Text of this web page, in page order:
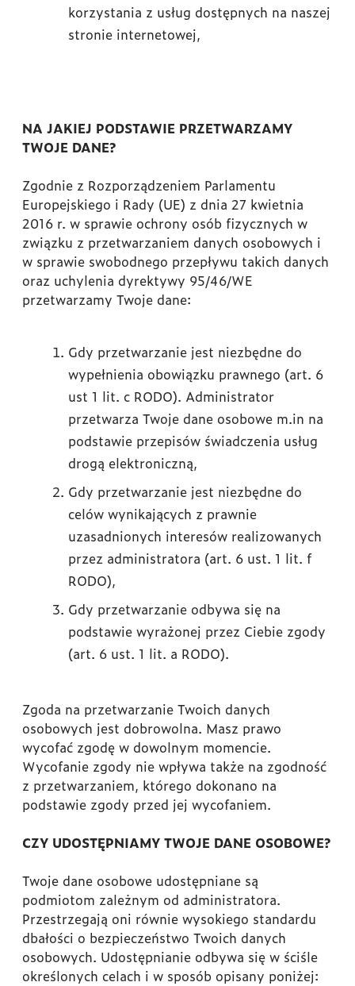
korzystania z usług dostępnych na naszej
stronie internetowej,
NA JAKIEJ PODSTAWIE PRZETWARZAMY
TWOJE DANE?
Zgodnie z Rozporządzeniem Parlamentu
Europejskiego i Rady (UE) z dnia 27 kwietnia
2016 r. w sprawie ochrony osób fizycznych w
związku z przetwarzaniem danych osobowych i
w sprawie swobodnego przepływu takich danych
oraz uchylenia dyrektywy 95/46/WE
przetwarzamy Twoje dane:
Gdy przetwarzanie jest niezbędne do
wypełnienia obowiązku prawnego (art. 6
ust 1 lit. c RODO). Administrator
przetwarza Twoje dane osobowe m.in na
podstawie przepisów świadczenia usług
drogą elektroniczną,
Gdy przetwarzanie jest niezbędne do
celów wynikających z prawnie
uzasadnionych interesów realizowanych
przez administratora (art. 6 ust. 1 lit. f
RODO),
Gdy przetwarzanie odbywa się na
podstawie wyrażonej przez Ciebie zgody
(art. 6 ust. 1 lit. a RODO).
Zgoda na przetwarzanie Twoich danych
osobowych jest dobrowolna. Masz prawo
wycofać zgodę w dowolnym momencie.
Wycofanie zgody nie wpływa także na zgodność
z przetwarzaniem, którego dokonano na
podstawie zgody przed jej wycofaniem.
CZY UDOSTĘPNIAMY TWOJE DANE OSOBOWE?
Twoje dane osobowe udostępniane są
podmiotom zależnym od administratora.
Przestrzegają oni równie wysokiego standardu
dbałości o bezpieczeństwo Twoich danych
osobowych. Udostępnianie odbywa się w ściśle
określonych celach i w sposób opisany poniżej: